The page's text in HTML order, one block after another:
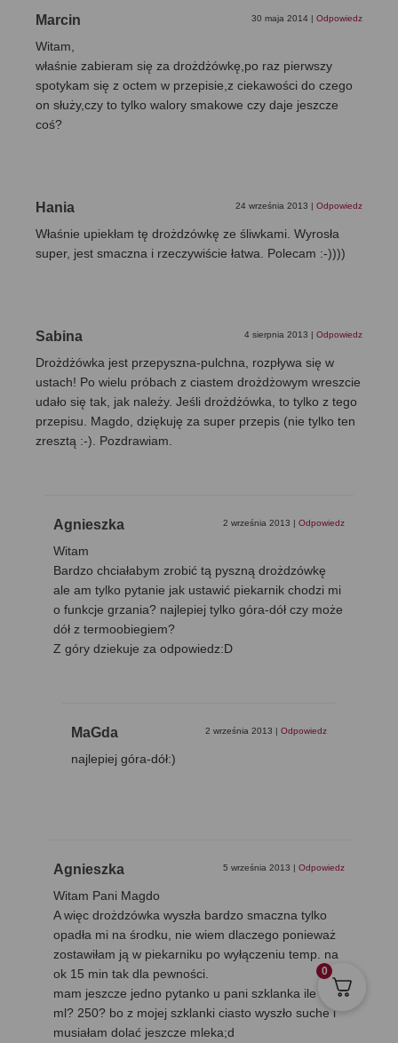
Marcin 30 maja 2014 | Odpowiedz
Witam,
właśnie zabieram się za drożdżówkę,po raz pierwszy
spotykam się z octem w przepisie,z ciekawości do czego
on służy,czy to tylko walory smakowe czy daje jeszcze
coś?
Hania 24 września 2013 | Odpowiedz
Właśnie upiekłam tę drożdzówkę ze śliwkami. Wyrosła
super, jest smaczna i rzeczywiście łatwa. Polecam :-))))
Sabina 4 sierpnia 2013 | Odpowiedz
Drożdżówka jest przepyszna-pulchna, rozpływa się w
ustach! Po wielu próbach z ciastem drożdżowym wreszcie
udało się tak, jak należy. Jeśli drożdżówka, to tylko z tego
przepisu. Magdo, dziękuję za super przepis (nie tylko ten
zresztą :-). Pozdrawiam.
Agnieszka 2 września 2013 | Odpowiedz
Witam
Bardzo chciałabym zrobić tą pyszną drożdzówkę
ale am tylko pytanie jak ustawić piekarnik chodzi mi
o funkcje grzania? najlepiej tylko góra-dół czy może
dół z termoobiegiem?
Z góry dziekuje za odpowiedz:D
MaGda 2 września 2013 | Odpowiedz
najlepiej góra-dół:)
Agnieszka 5 września 2013 | Odpowiedz
Witam Pani Magdo
A więc drożdzówka wyszła bardzo smaczna tylko
opadła mi na środku, nie wiem dlaczego ponieważ
zostawiłam ją w piekarniku po wyłączeniu temp. na
ok 15 min tak dla pewności.
mam jeszcze jedno pytanko u pani szklanka ile ma
ml? 250? bo z mojej szklanki ciasto wyszło suche i
musiałam dolać jeszcze mleka;d
0